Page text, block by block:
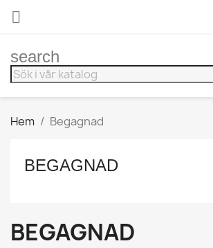

search
Hem Begagnad
BEGAGNAD
BEGAGNAD